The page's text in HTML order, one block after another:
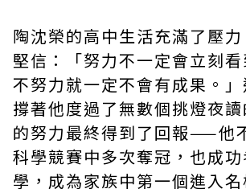
陶沈榮的高中生活充滿了壓
堅信：「努力不一定會立刻
不努力就一定不會有成果。
撐著他度過了無數個挑燈夜
的努力最終得到了回報——他
科學競賽中多次奪冠，也成
學，成為家族中第一個進入名